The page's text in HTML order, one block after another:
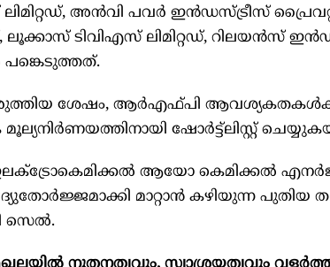
അന്‍വി പവര്‍ ഇന്‍ഡസ്ട്രീസ്
ലൂക്കാസ് ടിവിഎസ് ലിമിറ്റഡ്, റിലയന്‍സ്
ശേഷം, ആര്‍എഫ്പി
ഷോര്‍ട്ട്ലിസ്റ്റ്
ആയോ കെമിക്കല്‍
മാറ്റാന്‍ കഴിയുന്ന പുതിയ
സെല്‍.